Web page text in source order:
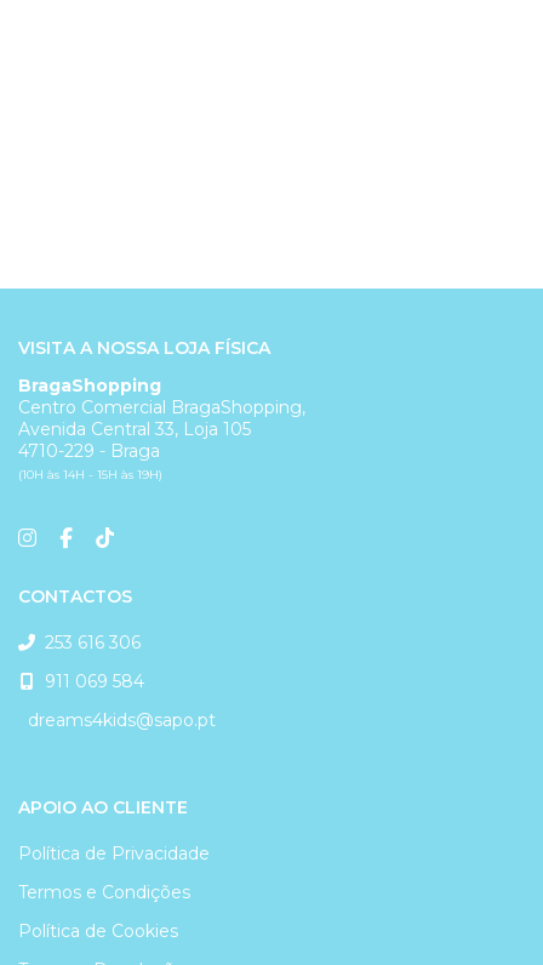
VISITA A NOSSA LOJA FÍSICA
BragaShopping
Centro Comercial BragaShopping,
Avenida Central 33, Loja 105
4710-229 - Braga
(10H às 14H - 15H às 19H)
CONTACTOS
253 616 306
911 069 584
dreams4kids@sapo.pt
APOIO AO CLIENTE
Política de Privacidade
Termos e Condições
Política de Cookies